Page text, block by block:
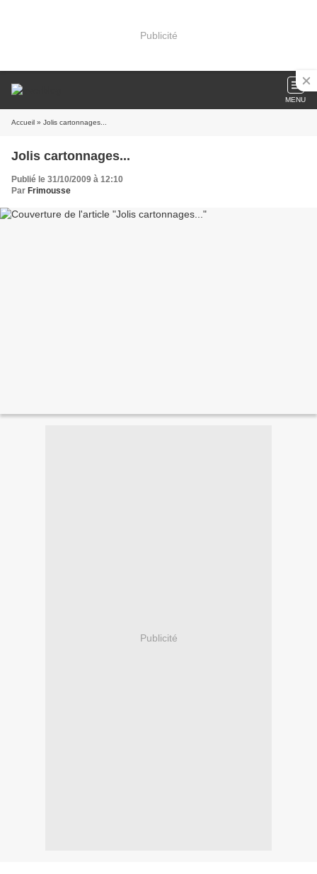
Publicité
MENU
Accueil » Jolis cartonnages...
Jolis cartonnages...
Publié le 31/10/2009 à 12:10
Par Frimousse
Publicité